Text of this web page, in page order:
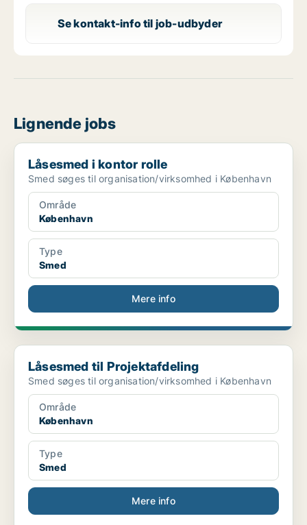
Se kontakt-info til job-udbyder
Lignende jobs
Låsesmed i kontor rolle
Låsesmed i kontor rolle
Smed søges til organisation/virksomhed i København
Område
København
Type
Smed
Mere info
Låsesmed til Projektafdeling
Låsesmed til Projektafdeling
Smed søges til organisation/virksomhed i København
Område
København
Type
Smed
Mere info